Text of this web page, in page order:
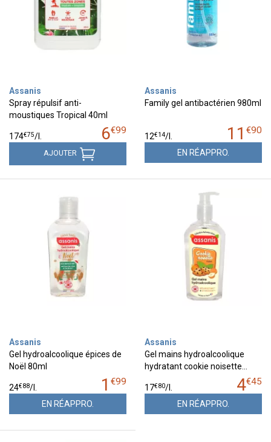
Assanis
Spray répulsif anti-
moustiques Tropical 40ml
6€99
174€75/l.
AJOUTER
Assanis
Family gel antibactérien 980ml
11 €90
12€14/l.
EN RÉAPPRO.
Assanis
Gel hydroalcoolique épices de
Noël 80ml
1 €99
24€88/l.
EN RÉAPPRO.
Assanis
Gel mains hydroalcoolique
hydratant cookie noisette…
4€45
17€80/l.
EN RÉAPPRO.